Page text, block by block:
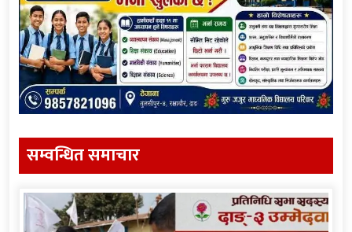
सम्वन्धित समाचार